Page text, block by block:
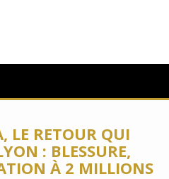
LE RETOUR QUI
: BLESSURE,
À 2 MILLIONS